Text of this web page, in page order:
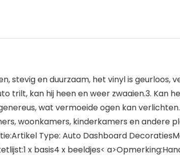
stevig en duurzaam, het vinyl is geurloos,
trilt, kan hij heen en weer zwaaien.3. Kan
wat vermoeide ogen kan
woonkamers, kinderkamers en andere
Type: Auto Dashboard
x basis4 x beeldjes<